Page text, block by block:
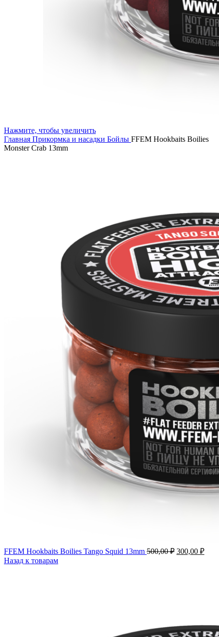
Нажмите, чтобы увеличить
Главная Прикормка и насадки Бойлы FFEM Hookbaits Boilies
Monster Crab 13mm
FFEM Hookbaits Boilies Tango Squid 13mm 500,00₽ 300,00 ₽
Назад к товарам